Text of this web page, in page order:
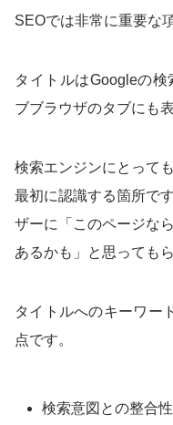
SEOでは非常に重要な
タイトルはGoogleの
ブブラウザのタブにも
検索エンジンにとって
最初に認識する箇所で
ザーに「このページな
あるかも」と思っても
タイトルへのキーワー
点です。
検索意図との整合性